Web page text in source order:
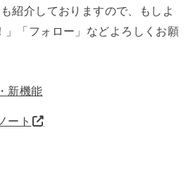
紹介しておりますので、もしよ
」「フォロー」などよろしくお願
新機能
ート